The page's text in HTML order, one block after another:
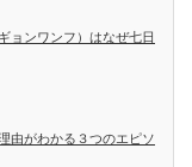
ョンワンフ）はなぜ七日
由がわかる３つのエピソ